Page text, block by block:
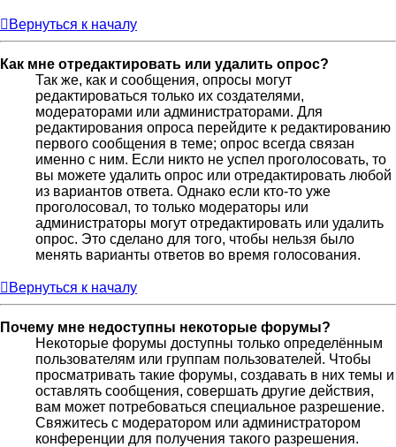
Вернуться к началу
Как мне отредактировать или удалить опрос?
Так же, как и сообщения, опросы могут
редактироваться только их создателями,
модераторами или администраторами. Для
редактирования опроса перейдите к редактированию
первого сообщения в теме; опрос всегда связан
именно с ним. Если никто не успел проголосовать, то
вы можете удалить опрос или отредактировать любой
из вариантов ответа. Однако если кто-то уже
проголосовал, то только модераторы или
администраторы могут отредактировать или удалить
опрос. Это сделано для того, чтобы нельзя было
менять варианты ответов во время голосования.
Вернуться к началу
Почему мне недоступны некоторые форумы?
Некоторые форумы доступны только определённым
пользователям или группам пользователей. Чтобы
просматривать такие форумы, создавать в них темы и
оставлять сообщения, совершать другие действия,
вам может потребоваться специальное разрешение.
Свяжитесь с модератором или администратором
конференции для получения такого разрешения.